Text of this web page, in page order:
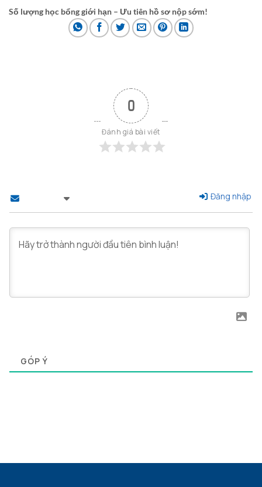
Số lượng học bổng giới hạn – Ưu tiên hồ sơ nộp sớm!
0
Đánh giá bài viết
Đăng nhập
GÓP Ý